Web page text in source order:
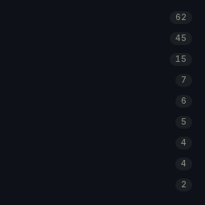
62
45
15
7
6
5
4
4
2